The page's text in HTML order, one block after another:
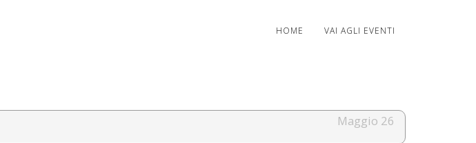
HOME VAI AGLI EVENTI
Maggio 26